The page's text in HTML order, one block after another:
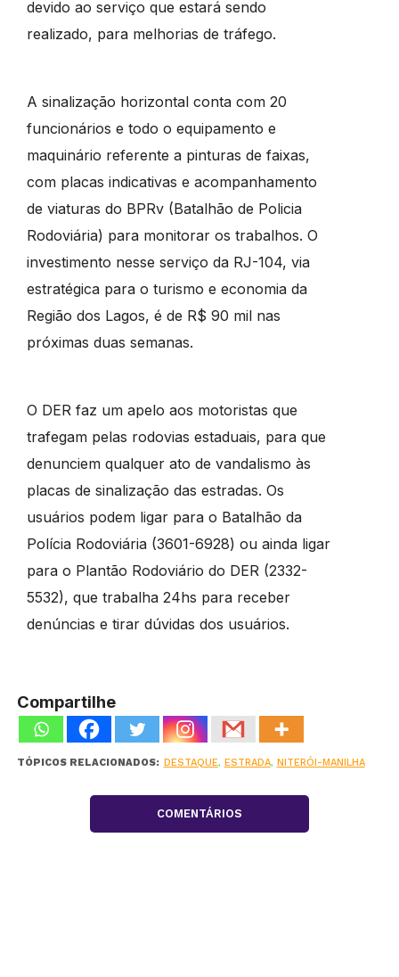
devido ao serviço que estará sendo
realizado, para melhorias de tráfego.
A sinalização horizontal conta com 20
funcionários e todo o equipamento e
maquinário referente a pinturas de faixas,
com placas indicativas e acompanhamento
de viaturas do BPRv (Batalhão de Policia
Rodoviária) para monitorar os trabalhos. O
investimento nesse serviço da RJ-104, via
estratégica para o turismo e economia da
Região dos Lagos, é de R$ 90 mil nas
próximas duas semanas.
O DER faz um apelo aos motoristas que
trafegam pelas rodovias estaduais, para que
denunciem qualquer ato de vandalismo às
placas de sinalização das estradas. Os
usuários podem ligar para o Batalhão da
Polícia Rodoviária (3601-6928) ou ainda ligar
para o Plantão Rodoviário do DER (2332-
5532), que trabalha 24hs para receber
denúncias e tirar dúvidas dos usuários.
Compartilhe
TÓPICOS RELACIONADOS: DESTAQUE, ESTRADA, NITERÓI-MANILHA
COMENTÁRIOS